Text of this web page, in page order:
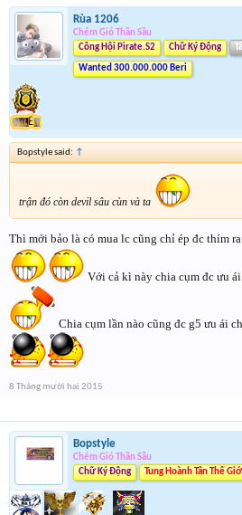
Rùa 1206
Chém Gió Thần Sầu
Công Hội Pirate.S2
Chữ Ký Động
Wanted 300.000.000 Beri
Bopstyle said: ↑
trận đó còn devil sâu cùn và ta
Thì mới bảo là có mua lc cũng chỉ ép đc thím
Với cả kì này chia cụm đc ưu
Chia cụm lần nào cũng đc g5 ưu ái
8 Tháng mười hai 2015
Bopstyle
Chém Gió Thần Sầu
Chữ Ký Động
Tung Hoành Tân Thế